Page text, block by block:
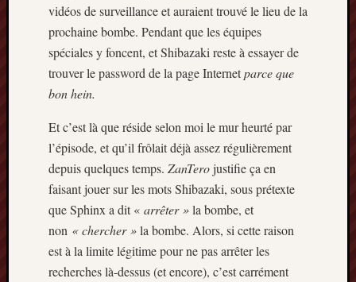
vidéos de surveillance et auraient trouvé le lieu de la
prochaine bombe. Pendant que les équipes
spéciales y foncent, et Shibazaki reste à essayer de
trouver le password de la page Internetparce que
bon hein.
Et c’est là que réside selon moi le mur heurté par
l’épisode, et qu’il frôlait déjà assez régulièrement
depuis quelques temps. ZanTero justifie ça en
faisant jouer sur les mots Shibazaki, sous prétexte
que Sphinx a dit « arrêter »la bombe, et
non « chercher »la bombe. Alors, si cette raison
est à la limite légitime pour ne pas arrêter les
recherches là-dessus (et encore), c’est carrément